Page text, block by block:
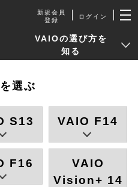
新規会員
登録
ログイン
VAIOの選び方を
知る
選ぶ
S13 VAIO F14
F16
VAIO
Vision+ 14